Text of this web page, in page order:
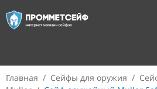
Главная / Сейфы для оружия /